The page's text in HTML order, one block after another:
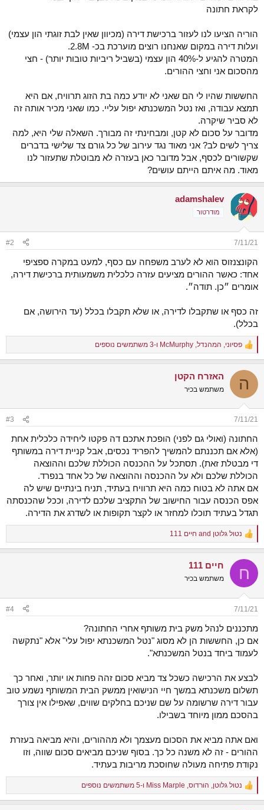
לקראת חתונה
הוריה הציעו לנו לעזור ברכישת דירה (מכיוון שאין לבת זוגתי הון עצמי)
ועלות דירה במקום שאנחנו רוצים מוערכת בכ- 2.8M.
המטרה להגיע ל-40% הון עצמי (בשביל ריביות טובות יותר) - חצי
מהסכום אני וחצי ההורים.
החששות שהיו לי הם שאני לא יודע כמה בת הזוג תרוויח, אם היא
תמצא עבודה, ואז נטל המשכנתא יפול עליי. כמו שאני מכיר אותה זה
לא סביר שיקרה.
מדובר על סכום לא קטן, ומבחינתי זה מבורך. השאלה שלי היא, למה
צריך לשים לב? אני מאוד נגד עירוב של כל גורם צד שלישי בדברים
שקשורים לכסף, אבל מדובר כאן בעזרה לא מבוטלת שתעזור לנו
מאוד. מה איתם הייתם עושים?
adamshalev
מודרטור
7/11/21
#2
הקונצנזוס הוא לא לערב משפחה עם כסף, למעט במקרה ספציפי
אחד: כאשר ההורים מציעים עזרה כלכלית משמעותית ברכישת דירה,
אומרים ״כן. תודה״.
זה כסף או שתקבלו לדירה, או שלא תקבלו בכלל (עד הירושה, אם
בכלל).
R
e
c
i
s
פסיוני, המהנדל,
McMurphy ו-3 משתמשים נוספים
ה האזרח הקטן
משתמש בכיר
7/11/21
#3
החתונה (ואולי גם לפני) הופכת אתכם דה פקטו ליחידה כלכלית אחת
(אלא אם תכננתם להמשיך להפריד נכסים, אבל קניית דירה במשותף
די מבטלת זאת). תסתכל על ההכנסה הכוללת שלכם וההוצאה
הכוללת שלכם ולא על ההכנסה וההוצאה של כל אחד בנפרד.
אם אתה לא בטוח כמה היא תרוויח בעתיד, תניח בינתיים שיש לה
אפס הכנסה עבור החישוב של התקציב שלכם לדירה, וככל שהכנסתה
תגדל בעתיד תוכלו למחזר או לקצר תקופות או לשדרג את הדירה.
R
e
c
i
s
נטול גלוטן חיים 111
ח חיים 111
משתמש בכיר
7/11/21
#4
מתכננים לנהל משק בית משותף אחרי החתונה?
אם כן, החששות הן לא מסוג "נטל המשכנתא יפול עלי" אלא "נתקשה
לעמוד ביחד בנטל המשכנתא".
לבצע את הרכישה כשכל צד מביא סכום זהה פחות או יותר, ואחר כך
תשלום משכנתא במשך חיי הנישואין ממשק הבית המשותף נשמע טוב
עבור דירה שרשומה על שם שניכם בחלקים שווים, שאפילו אין צורך
בהסכם ממון מיוחד בשבילו.
ואם אתה מביא את הסכום מעצמך ולא מההורים, והיא מביאה בעזרת
ההורים - זה לא משנה כל כך. בסוף שניכם מביאים סכום שווה, וזו
נקודת פתיחה מעולה שחוסכת מריבות בעתיד.
R
e
נטול גלוטן, הורדוס,
Miss Marple ו-5 משתמשים נוספים